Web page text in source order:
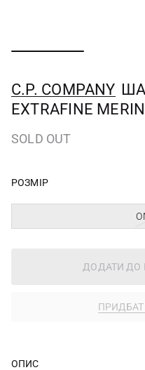
C.P. COMPANY
EXTRAFINE
SOLD OUT
РОЗМІР
ДОДАТИ ДО
ОПИС